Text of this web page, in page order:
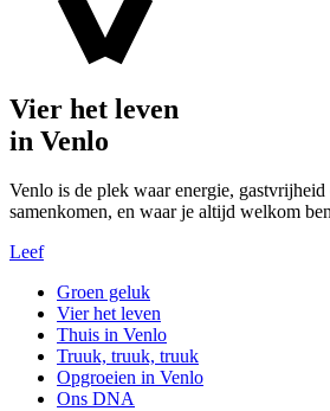
Vier het leven
in Venlo
Venlo is de plek waar energie, gastvrijheid
samenkomen, en waar je altijd welkom
Leef
Groen geluk
Vier het leven
Thuis in Venlo
Truuk, truuk, truuk
Opgroeien in Venlo
Ons DNA